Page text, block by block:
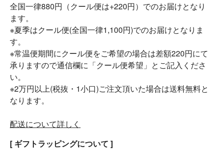
全国一律880円（クール便は+220円）でのお届けとなり
ます。
※夏季はクール便(全国一律1,100円)でのお届けとなりま
す。
※常温便期間にクール便をご希望の場合は差額220円にて
承りますので通信欄に「クール便希望」とご記入くださ
い。
※2万円以上(税抜・1小口)ご注文頂いた場合は送料無料と
なります。
配送について詳しく
[ ギフトラッピングについて ]